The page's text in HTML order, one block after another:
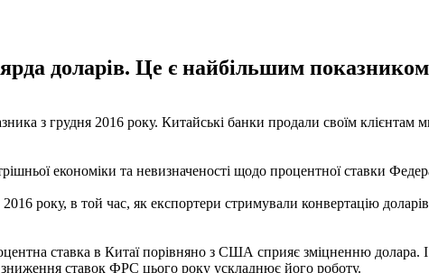
доларів. Це є найбільшим
з грудня 2016 року. Китайські банки продали своїм клієнтам
економіки та невизначеності щодо процентної ставки
року, в той час, як експортери стримували конвертацію
ставка в Китаї порівняно з США сприяє зміцненню
зниження ставок ФРС цього року ускладнює його роботу.